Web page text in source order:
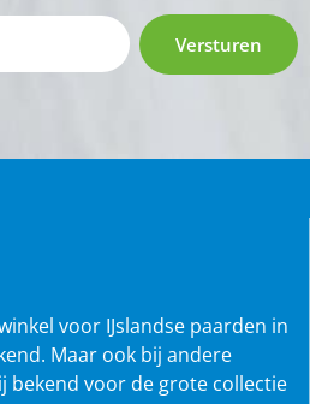
Versturen
voor IJslandse paarden in
Maar ook bij andere
bekend voor de grote collectie